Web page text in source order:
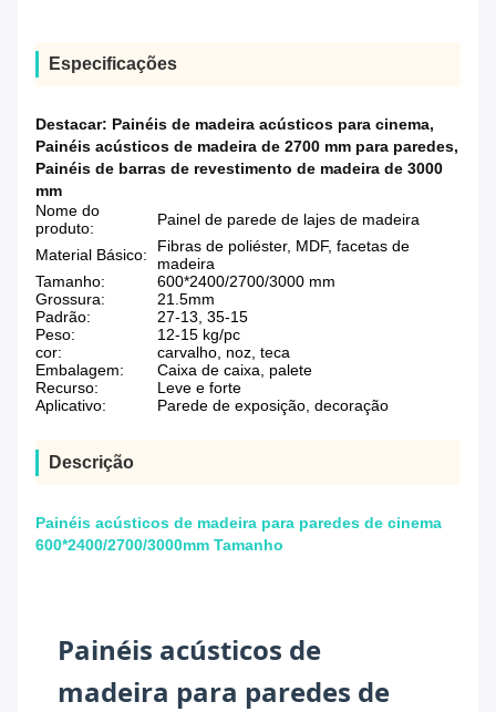
Especificações
Destacar: Painéis de madeira acústicos para cinema,
Painéis acústicos de madeira de 2700 mm para paredes,
Painéis de barras de revestimento de madeira de 3000
mm
Nome do
produto:
Painel de parede de lajes de madeira
Material Básico:
Fibras de poliéster, MDF, facetas de
madeira
Tamanho:
600*2400/2700/3000 mm
Grossura:
21.5mm
Padrão:
27-13, 35-15
Peso:
12-15 kg/pc
cor:
carvalho, noz, teca
Embalagem:
Caixa de caixa, palete
Recurso:
Leve e forte
Aplicativo:
Parede de exposição, decoração
Descrição
Painéis acústicos de madeira para paredes de cinema
600*2400/2700/3000mm Tamanho
Painéis acústicos de
madeira para paredes de